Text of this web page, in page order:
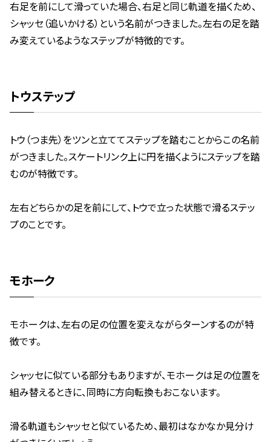
右足を前にして滑っていた場合、右足と同じ軌道を描くため、
シャッセ（追いかける）という名前がつきました。左右の足を踏
み変えているようなステップが特徴的です。
トウステップ
トウ（つま先）をツンと立ててステップを踏むことからこの名前
がつきました。スケートリンク上に円を描くようにステップを踏
むのが特徴です。
左右どちらかの足を前にして、トウで立った状態で滑るステッ
プのことです。
モホーク
モホークは、左右の足の位置を変えながらターンするのが特
徴です。
シャッセに似ている部分もありますが、モホークは足の位置を
組み替えるときに、同時に方向転換もおこないます。
滑る軌道もシャッセと似ているため、最初はなかなか見分け